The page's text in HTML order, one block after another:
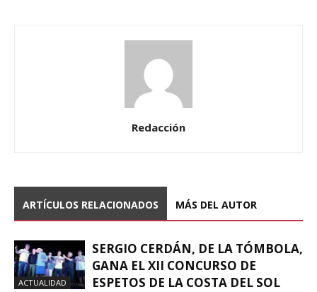
Redacción
ARTÍCULOS RELACIONADOS MÁS DEL AUTOR
ACTUALIDAD
SERGIO CERDÁN, DE LA TÓMBOLA,
GANA EL XII CONCURSO DE
ESPETOS DE LA COSTA DEL SOL